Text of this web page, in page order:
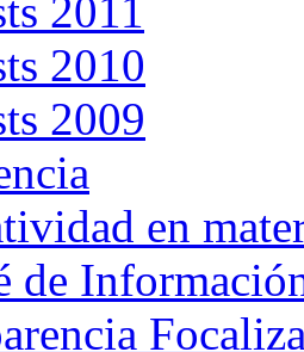
2011
2010
2009
en
de